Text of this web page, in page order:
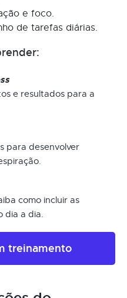
e foco.
de tarefas diárias.
e resultados para a
para desenvolver
como incluir as
dia a dia.
treinamento